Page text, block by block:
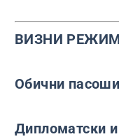
ВИЗНИ
Обични
Дипломатски